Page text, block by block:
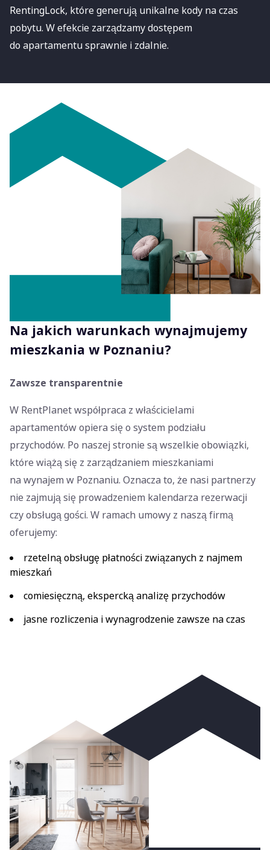
RentingLock, które generują unikalne kody na czas
pobytu. W efekcie zarządzamy dostępem
do apartamentu sprawnie i zdalnie.
Na jakich warunkach wynajmujemy
mieszkania w Poznaniu?
Zawsze transparentnie
W RentPlanet współpraca z właścicielami
apartamentów opiera się o system podziału
przychodów. Po naszej stronie są wszelkie obowiązki,
które wiążą się z zarządzaniem mieszkaniami
na wynajem w Poznaniu. Oznacza to, że nasi partnerzy
nie zajmują się prowadzeniem kalendarza rezerwacji
czy obsługą gości. W ramach umowy z naszą firmą
oferujemy:
rzetelną obsługę płatności związanych z najmem
mieszkań
comiesięczną, ekspercką analizę przychodów
jasne rozliczenia i wynagrodzenie zawsze na czas